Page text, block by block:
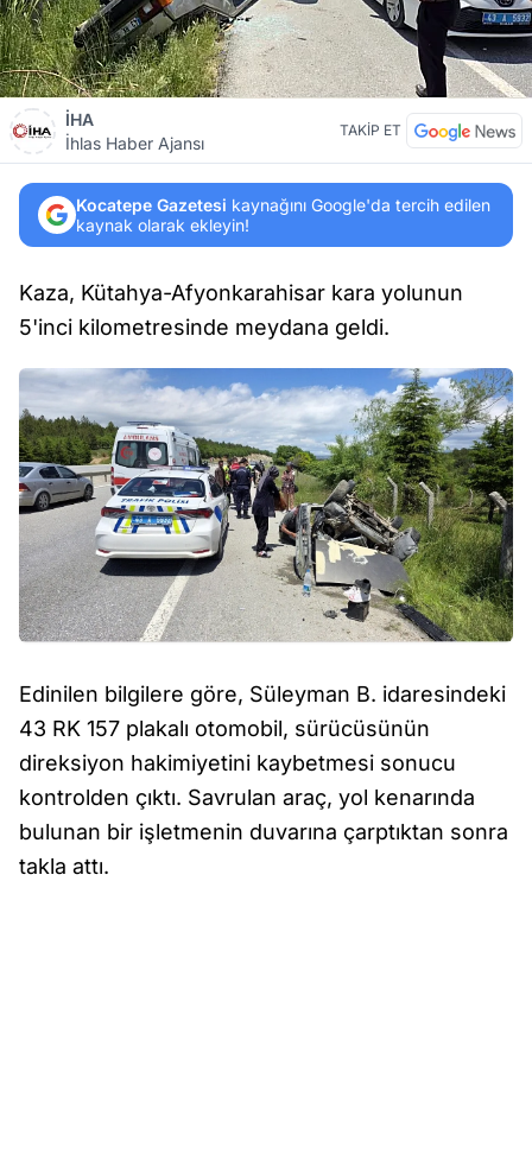
İHA
İhlas Haber Ajansı
TAKİP ET
Kocatepe Gazetesi kaynağını Google'da tercih edilen
kaynak olarak ekleyin!
Kaza, Kütahya-Afyonkarahisar kara yolunun
5'inci kilometresinde meydana geldi.
Edinilen bilgilere göre, Süleyman B. idaresindeki
43 RK 157 plakalı otomobil, sürücüsünün
direksiyon hakimiyetini kaybetmesi sonucu
kontrolden çıktı. Savrulan araç, yol kenarında
bulunan bir işletmenin duvarına çarptıktan sonra
takla attı.